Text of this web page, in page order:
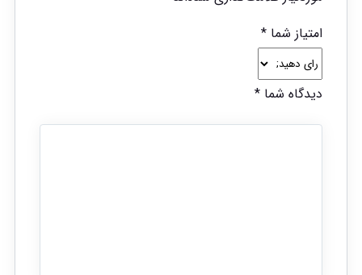
امتیاز شما *
دیدگاه شما *